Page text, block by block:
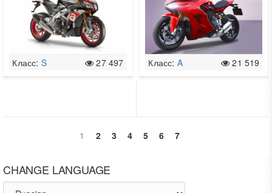
Класс: S 27 497 Класс: A 21 519
1 2 3 4 5 6 7
CHANGE LANGUAGE